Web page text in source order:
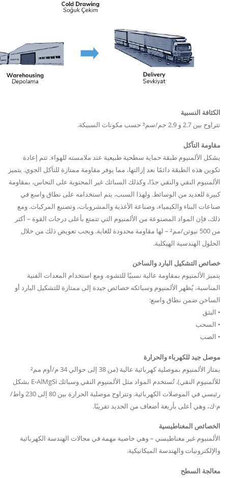
الكثافة النسبية
تتراوح بين 2.7 و 2.9 جم/سم³ حسب مكونات السبيكة.
مقاومة التآكل
يشكل الألمنيوم طبقة حماية سطحية طبيعية عند ملامسته للهواء. تتم إعادة
تكوين هذه الطبقة دائمًا بعد إزالتها، مما يوفر مقاومة ممتازة للتآكل الجوي. يتميز
الألمنيوم النقي والنقي جدًا، وكذلك السبائك غير المحتوية على النحاس، بمقاومة
كبيرة للعديد من الوسائط. ولهذا السبب، يتم استخدامه على نطاق واسع في
صناعات البناء والكيمياء، وصناعة الأغذية والمشروبات، وتصنيع المركبات. ومع
ذلك، فإن المواد المصنوعة من الألمنيوم التي تتمتع بأعلى درجات القوة – أكثر
من 500 نيوتن/مم² – لها مقاومة محدودة للغاية. ويجب تعويض ذلك من خلال
الحلول الهندسية الهيكلية.
خصائص التشكيل البارد والساخن
يتميز الألمنيوم بمقاومة عالية نسبيًا للتشوه. ومع استخدام المعدات الفنية
المناسبة، يُظهر الألمنيوم وسبائكه خصائص جيدة إلى ممتازة للتشكيل البارد أو
الساخن ضمن نطاق واسع:
• البثق
• السحب
• الصب
موصل جيد للكهرباء والحرارة
يمتاز الألمنيوم بموصلية كهربائية عالية (من 38 إلى حوالي 34 م/أوم مم²
للألمنيوم النقي). تُستخدم المواد مثل الألمنيوم النقي وسبائك E-AlMgSi بشكل
رئيسي في الموصلات الكهربائية. وتتراوح موصلية الحرارة بين 80 إلى 230 واط/
م·ك، وهي أعلى بأربعة أضعاف من الحديد تقريبًا.
الخصائص المغناطيسية
الألمنيوم غير مغناطيسي – وهي خاصية مهمة في مجالات الهندسة الكهربائية
والإلكترونيات والهندسة الميكانيكية.
معالجة السطح